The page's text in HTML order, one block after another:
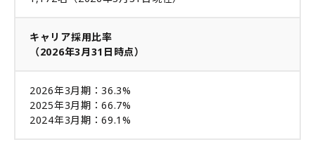
キャリア採用比率
（2026年3月31日時点）
2026年3月期：36.3%
2025年3月期：66.7%
2024年3月期：69.1%